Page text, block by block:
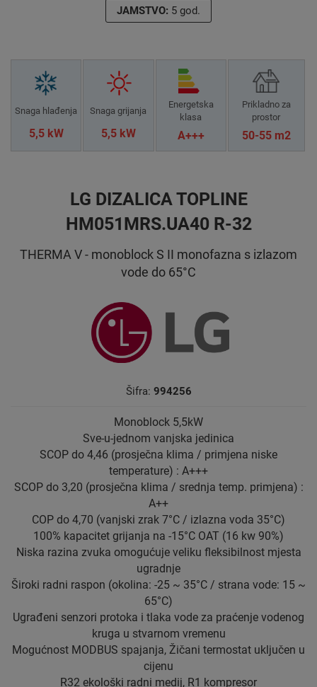
JAMSTVO: 5 god.
Snaga hlađenja
5,5 kW
Snaga grijanja
5,5 kW
Energetska
klasa
A+++
Prikladno za
prostor
50-55 m2
LG DIZALICA TOPLINE
HM051MRS.UA40 R-32
THERMA V - monoblock S II monofazna s izlazom
vode do 65°C
Šifra: 994256
Monoblock 5,5kW
Sve-u-jednom vanjska jedinica
SCOP do 4,46 (prosječna klima / primjena niske
temperature) : A+++
SCOP do 3,20 (prosječna klima / srednja temp. primjena) :
A++
COP do 4,70 (vanjski zrak 7°C / izlazna voda 35°C)
100% kapacitet grijanja na -15°C OAT (16 kw 90%)
Niska razina zvuka omogućuje veliku fleksibilnost mjesta
ugradnje
Široki radni raspon (okolina: -25 ~ 35°C / strana vode: 15 ~
65°C)
Ugrađeni senzori protoka i tlaka vode za praćenje vodenog
kruga u stvarnom vremenu
Mogućnost MODBUS spajanja, Žičani termostat uključen u
cijenu
R32 ekološki radni medij, R1 kompresor